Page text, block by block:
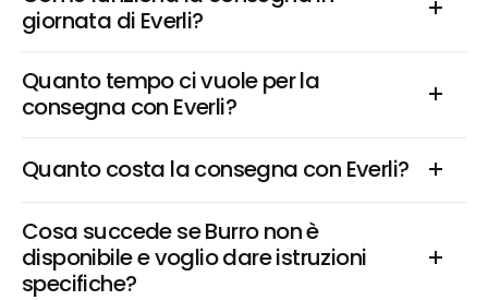
giornata di Everli?
Quanto tempo ci vuole per la
consegna con Everli?
Quanto costa la consegna con Everli?
Cosa succede se Burro non è
disponibile e voglio dare istruzioni
specifiche?